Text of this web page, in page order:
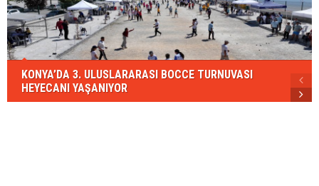
KONYA’DA 3. ULUSLARARASI BOCCE TURNUVASI
HEYECANI YAŞANIYOR